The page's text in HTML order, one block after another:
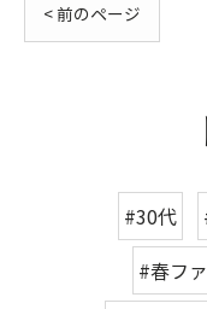
< 前のページ
#30代
#春フ